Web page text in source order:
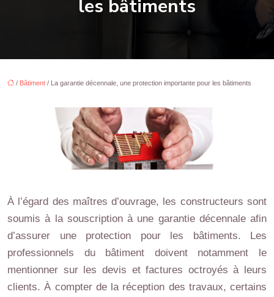
les bâtiments
/ Bâtiment / La garantie décennale, une protection importante pour les bâtiments
À l’égard des maîtres d’ouvrage, les constructeurs sont
soumis à la souscription à une garantie décennale afin
d’assurer une protection pour les bâtiments. Les
professionnels du bâtiment doivent notamment le
mentionner sur les devis et factures octroyés à leurs
clients. À compter de la réception des travaux, certains